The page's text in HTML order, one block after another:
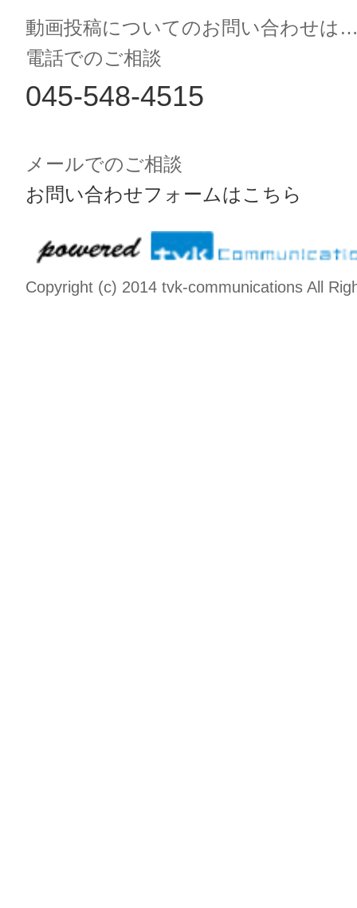
動画投稿についてのお問い合わせは
電話でのご相談
045-548-4515
メールでのご相談
お問い合わせフォームはこちら
Copyright (c) 2014 tvk-communications All